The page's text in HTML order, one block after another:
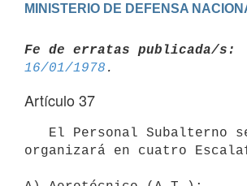
MINISTERIO DE DEFENSA
Fe de erratas publicada/s:
16/01/1978
Artículo 37
organizará en cuatro